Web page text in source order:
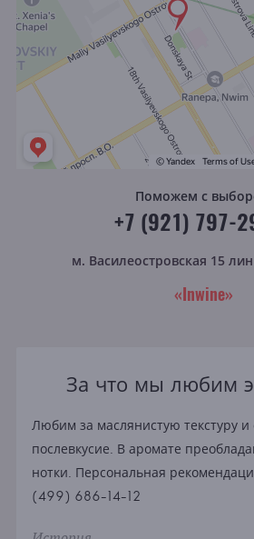
Поможем с
+7 (921) 797-
м. Василеостровская 15
«Inwine»
За что мы любим
Любим за маслянистую текстуру
послевкусие. В аромате
нотки. Персональная
(499) 686-14-12